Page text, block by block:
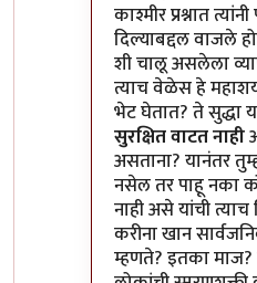
काश्मीर प्रश्नात
दिल्याबद्दल वाजले
शी चालू असलेला
त्याच वेळेस हे महाशय
भेट घेतात? ते सुद्धा
सुरक्षित वाटत नाही
असताना? यानंतर
नसेल तर पाहू नका
नाही असे यांची
करीना खान
म्हणते? इतका